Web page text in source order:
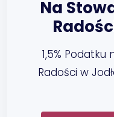
Na
1,5% Podatku
Radości w